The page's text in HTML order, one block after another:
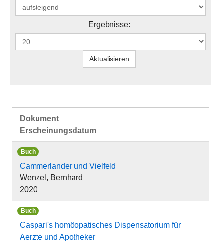
Ergebnisse:
Dokument
Erscheinungsdatum
Buch
Cammerlander und Vielfeld
Wenzel, Bernhard
2020
Buch
Caspari's homöopatisches Dispensatorium für
Aerzte und Apotheker